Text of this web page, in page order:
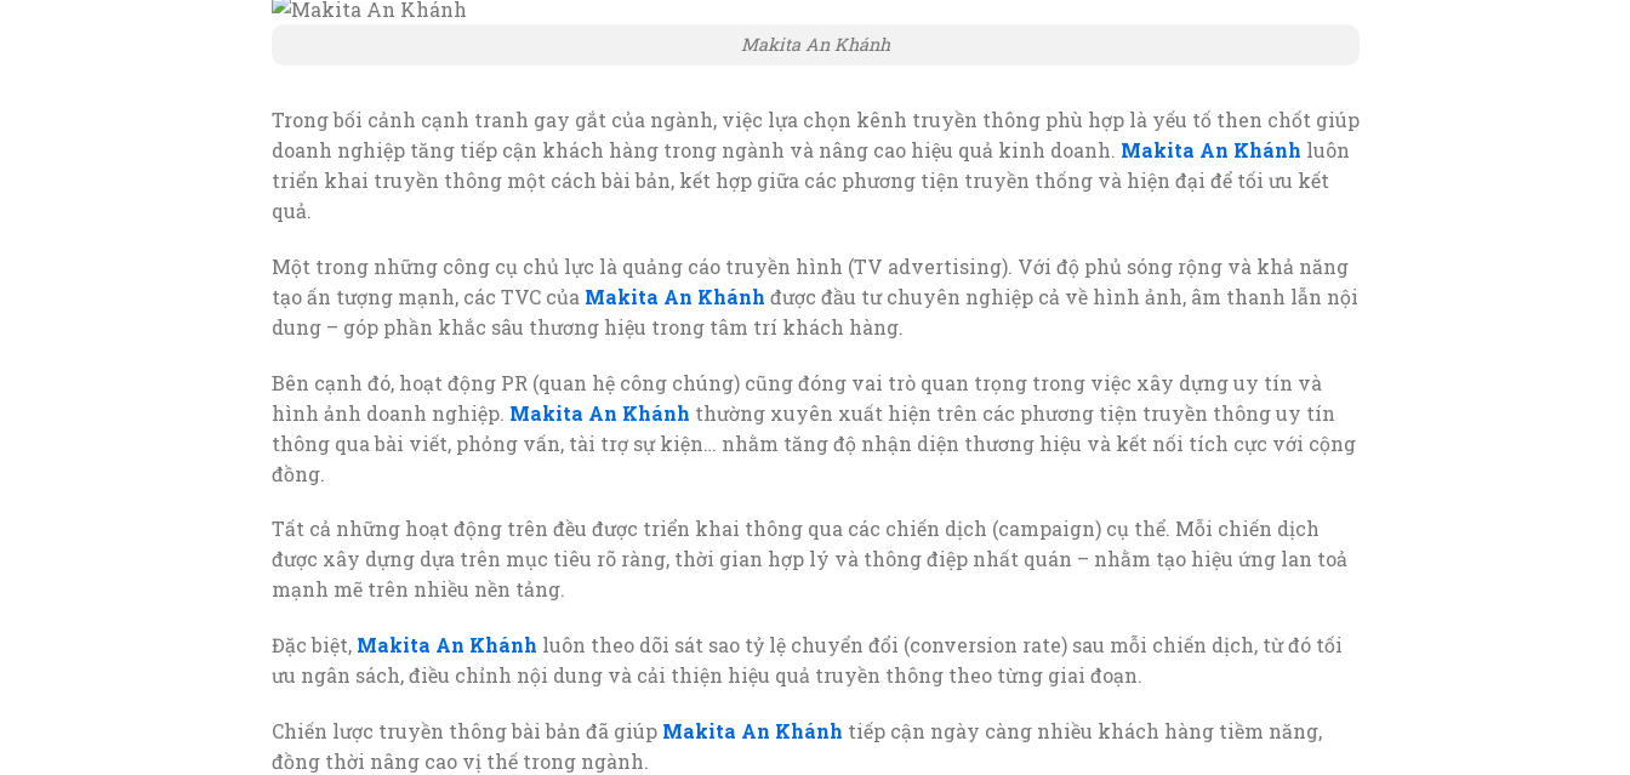
Makita An Khánh
Trong bối cảnh cạnh tranh gay gắt của ngành, việc lựa chọn kênh truyền thông phù hợp là yếu tố then chốt giúp
doanh nghiệp tăng tiếp cận khách hàng trong ngành và nâng cao hiệu quả kinh doanh. Makita An Khánh luôn
triển khai truyền thông một cách bài bản, kết hợp giữa các phương tiện truyền thống và hiện đại để tối ưu kết
quả.
Một trong những công cụ chủ lực là quảng cáo truyền hình (TV advertising). Với độ phủ sóng rộng và khả năng
tạo ấn tượng mạnh, các TVC của Makita An Khánh được đầu tư chuyên nghiệp cả về hình ảnh, âm thanh lẫn nội
dung – góp phần khắc sâu thương hiệu trong tâm trí khách hàng.
Bên cạnh đó, hoạt động PR (quan hệ công chúng) cũng đóng vai trò quan trọng trong việc xây dựng uy tín và
hình ảnh doanh nghiệp. Makita An Khánh thường xuyên xuất hiện trên các phương tiện truyền thông uy tín
thông qua bài viết, phỏng vấn, tài trợ sự kiện… nhằm tăng độ nhận diện thương hiệu và kết nối tích cực với cộng
đồng.
Tất cả những hoạt động trên đều được triển khai thông qua các chiến dịch (campaign) cụ thể. Mỗi chiến dịch
được xây dựng dựa trên mục tiêu rõ ràng, thời gian hợp lý và thông điệp nhất quán – nhằm tạo hiệu ứng lan toả
mạnh mẽ trên nhiều nền tảng.
Đặc biệt, Makita An Khánh luôn theo dõi sát sao tỷ lệ chuyển đổi (conversion rate) sau mỗi chiến dịch, từ đó tối
ưu ngân sách, điều chỉnh nội dung và cải thiện hiệu quả truyền thông theo từng giai đoạn.
Chiến lược truyền thông bài bản đã giúp Makita An Khánh tiếp cận ngày càng nhiều khách hàng tiềm năng,
đồng thời nâng cao vị thế trong ngành.